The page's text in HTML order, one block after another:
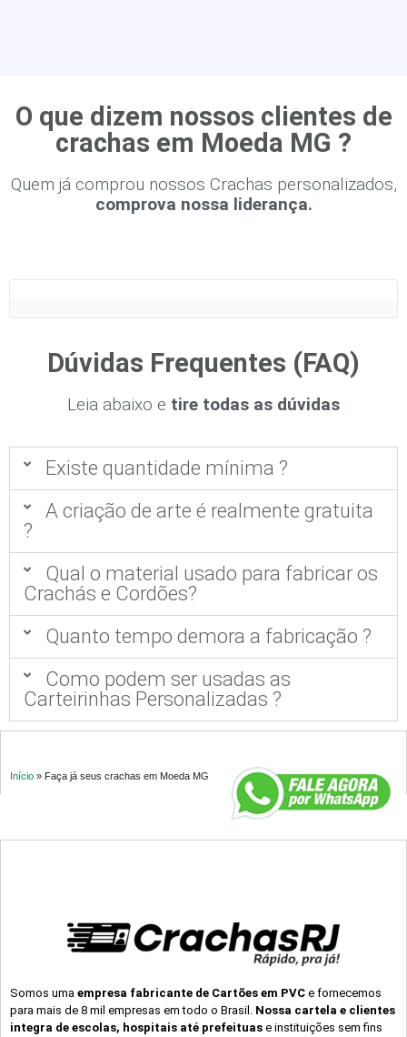
O que dizem nossos clientes de
crachas em Moeda MG ?
Quem já comprou nossos Crachas personalizados,
comprova nossa liderança.
Dúvidas Frequentes (FAQ)
Leia abaixo e tire todas as dúvidas
Existe quantidade mínima ?
A criação de arte é realmente gratuita
?
Qual o material usado para fabricar os
Crachás e Cordões?
Quanto tempo demora a fabricação ?
Como podem ser usadas as
Carteirinhas Personalizadas ?
Início » Faça já seus crachas em Moeda MG
Somos uma empresa fabricante de Cartões em PVC e fornecemos
para mais de 8 mil empresas em todo o Brasil. Nossa cartela e clientes
integra de escolas, hospitais até prefeituas e instituições sem fins